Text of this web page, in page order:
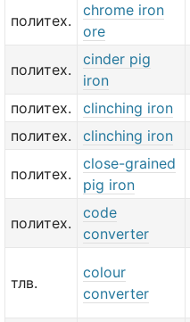
политех.
chrome iron
ore
политех.
cinder pig
iron
политех.
clinching iron
политех.
clinching iron
политех.
close-grained
pig iron
политех.
code
converter
тлв.
colour
converter